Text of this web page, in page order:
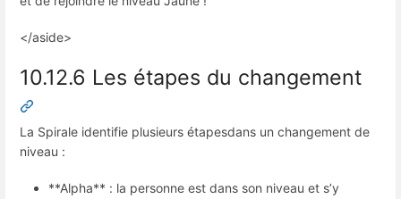
</aside>
10.12.6 Les étapes du changement
La Spirale identifie plusieurs étapesdans un changement de
niveau :
**Alpha** : la personne est dans son niveau et s’y